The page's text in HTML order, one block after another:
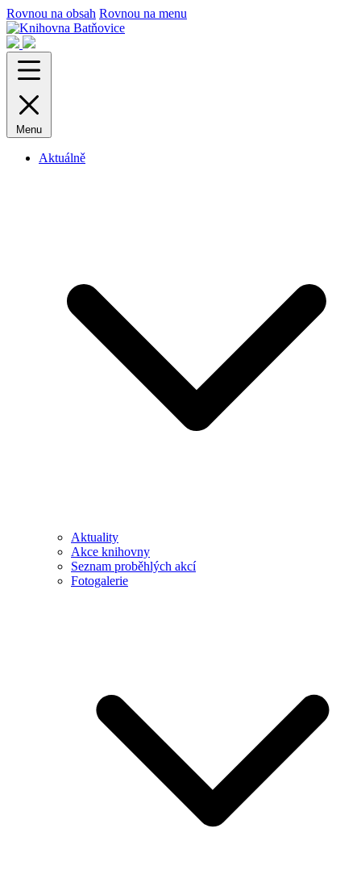
Rovnou na obsah Rovnou na menu
Menu
Aktuálně
Aktuality
Akce knihovny
Seznam proběhlých akcí
Fotogalerie